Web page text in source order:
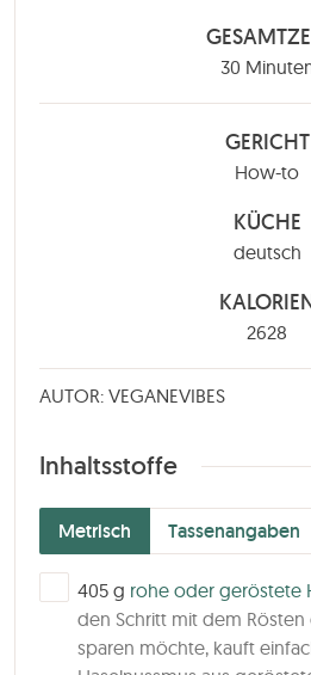
30Minuten
GERICHT
How-to
KÜCHE
deutsch
2628
AUTOR: VEGANEVIBES
Inhaltsstoffe
Metrisch Tassenangaben
▢
405 g rohe oder geröstete
den Schritt mit dem Rösten
sparen möchte, kauft